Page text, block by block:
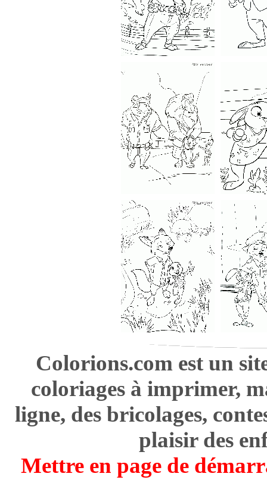
Colorions.com est un
coloriages à imprimer,
ligne, des bricolages,
plaisir des
Mettre en page de